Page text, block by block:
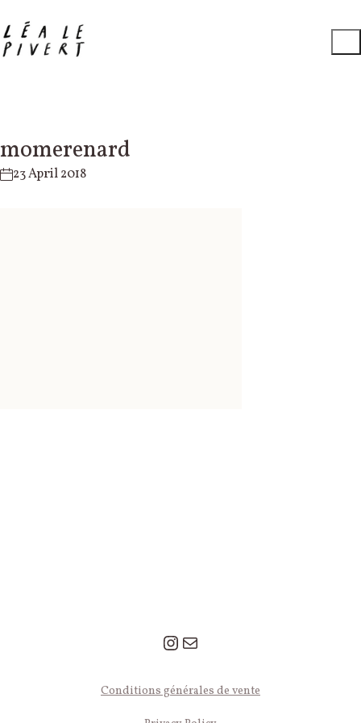
momerenard
23 April 2018
Instagram
Mail
© 2026 Léa Le Pivert — Tous droits réservés.
Conditions générales de vente